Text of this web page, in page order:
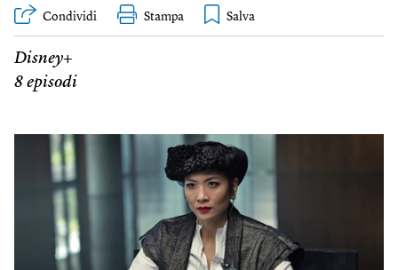
Condividi Stampa
Disney+
8 episodi